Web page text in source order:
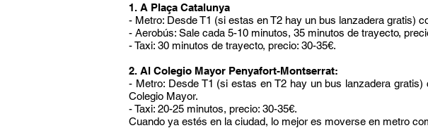
1. A Plaça Catalunya
- Metro: Desde T1 (si estas en T2 hay un bus lanzadera gratis)
- Aerobús: Sale cada 5-10 minutos, 35 minutos de trayecto,
- Taxi: 30 minutos de trayecto, precio: 30-35€.
2. Al Colegio Mayor Penyafort-Montserrat:
- Metro: Desde T1 (si estas en T2 hay un bus lanzadera
Colegio Mayor.
- Taxi: 20-25 minutos, precio: 30-35€.
Cuando ya estés en la ciudad, lo mejor es moverse en metro